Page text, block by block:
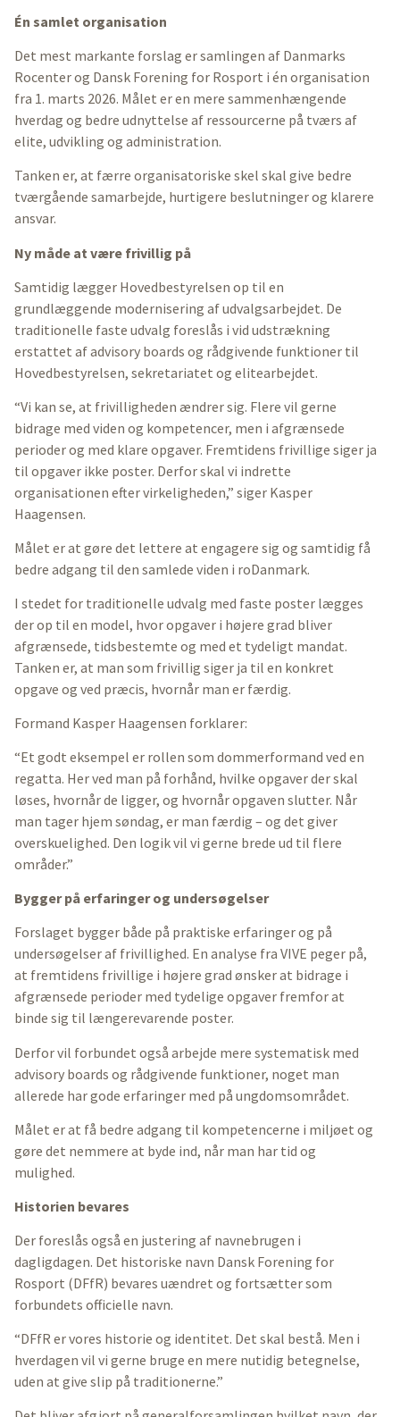
Én samlet organisation
Det mest markante forslag er samlingen af Danmarks
Rocenter og Dansk Forening for Rosport i én organisation
fra 1. marts 2026. Målet er en mere sammenhængende
hverdag og bedre udnyttelse af ressourcerne på tværs af
elite, udvikling og administration.
Tanken er, at færre organisatoriske skel skal give bedre
tværgående samarbejde, hurtigere beslutninger og klarere
ansvar.
Ny måde at være frivillig på
Samtidig lægger Hovedbestyrelsen op til en
grundlæggende modernisering af udvalgsarbejdet. De
traditionelle faste udvalg foreslås i vid udstrækning
erstattet af advisory boards og rådgivende funktioner til
Hovedbestyrelsen, sekretariatet og elitearbejdet.
“Vi kan se, at frivilligheden ændrer sig. Flere vil gerne
bidrage med viden og kompetencer, men i afgrænsede
perioder og med klare opgaver. Fremtidens frivillige siger ja
til opgaver ikke poster. Derfor skal vi indrette
organisationen efter virkeligheden,” siger Kasper
Haagensen.
Målet er at gøre det lettere at engagere sig og samtidig få
bedre adgang til den samlede viden i roDanmark.
I stedet for traditionelle udvalg med faste poster lægges
der op til en model, hvor opgaver i højere grad bliver
afgrænsede, tidsbestemte og med et tydeligt mandat.
Tanken er, at man som frivillig siger ja til en konkret
opgave og ved præcis, hvornår man er færdig.
Formand Kasper Haagensen forklarer:
“Et godt eksempel er rollen som dommerformand ved en
regatta. Her ved man på forhånd, hvilke opgaver der skal
løses, hvornår de ligger, og hvornår opgaven slutter. Når
man tager hjem søndag, er man færdig – og det giver
overskuelighed. Den logik vil vi gerne brede ud til flere
områder.”
Bygger på erfaringer og undersøgelser
Forslaget bygger både på praktiske erfaringer og på
undersøgelser af frivillighed. En analyse fra VIVE peger på,
at fremtidens frivillige i højere grad ønsker at bidrage i
afgrænsede perioder med tydelige opgaver fremfor at
binde sig til længerevarende poster.
Derfor vil forbundet også arbejde mere systematisk med
advisory boards og rådgivende funktioner, noget man
allerede har gode erfaringer med på ungdomsområdet.
Målet er at få bedre adgang til kompetencerne i miljøet og
gøre det nemmere at byde ind, når man har tid og
mulighed.
Historien bevares
Der foreslås også en justering af navnebrugen i
dagligdagen. Det historiske navn Dansk Forening for
Rosport (DFfR) bevares uændret og fortsætter som
forbundets officielle navn.
“DFfR er vores historie og identitet. Det skal bestå. Men i
hverdagen vil vi gerne bruge en mere nutidig betegnelse,
uden at give slip på traditionerne.”